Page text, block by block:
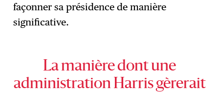
façonner sa présidence de manière
significative.
La manière dont une
administration Harris gèrerait